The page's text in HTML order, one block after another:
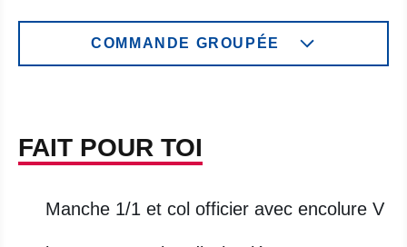
COMMANDE GROUPÉE
FAIT POUR TOI
Manche 1/1 et col officier avec encolure V